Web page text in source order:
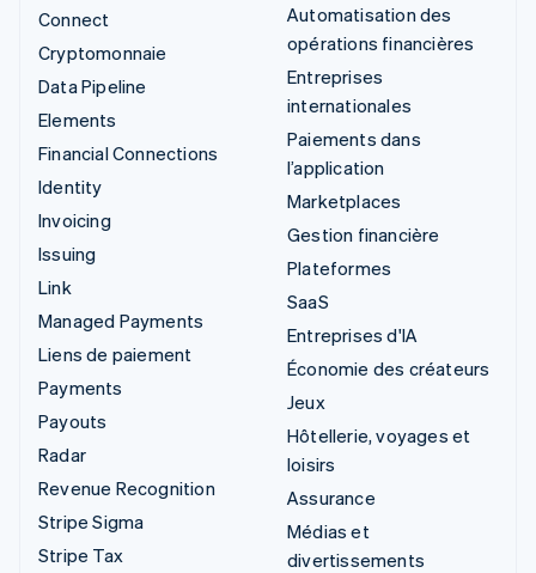
Connect
Cryptomonnaie
Data Pipeline
Elements
Financial Connections
Identity
Invoicing
Issuing
Link
Managed Payments
Liens de paiement
Payments
Payouts
Radar
Revenue Recognition
Stripe Sigma
Stripe Tax
Automatisation des
opérations financières
Entreprises
internationales
Paiements dans
l’application
Marketplaces
Gestion financière
Plateformes
SaaS
Entreprises d'IA
Économie des créateurs
Jeux
Hôtellerie, voyages et
loisirs
Assurance
Médias et
divertissements